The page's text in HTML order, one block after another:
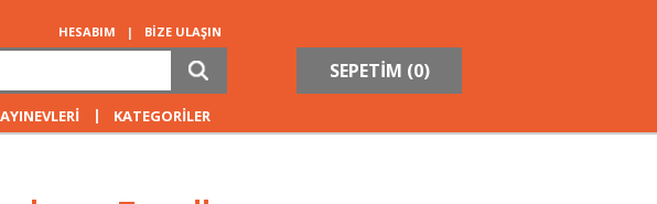
HESABIM | BİZE ULAŞIN
SEPETİM (0)
| KATEGORİLER